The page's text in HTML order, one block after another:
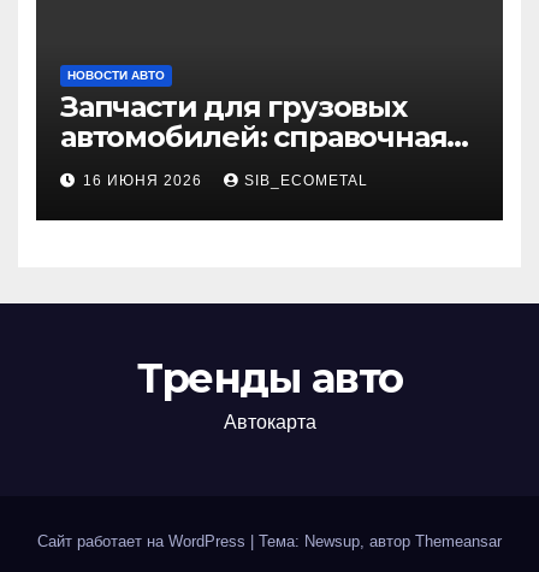
НОВОСТИ АВТО
Запчасти для грузовых
автомобилей: справочная
база по корейским и
японским моделям
16 ИЮНЯ 2026 SIB_ECOMETAL
Тренды авто
Автокарта
Сайт работает на WordPress Тема: Newsup, автор Themeansar